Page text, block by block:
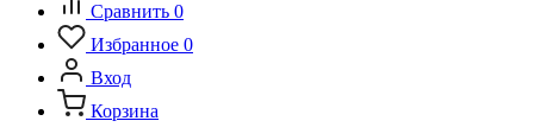
Сравнить 0
Избранное 0
Вход
Корзина